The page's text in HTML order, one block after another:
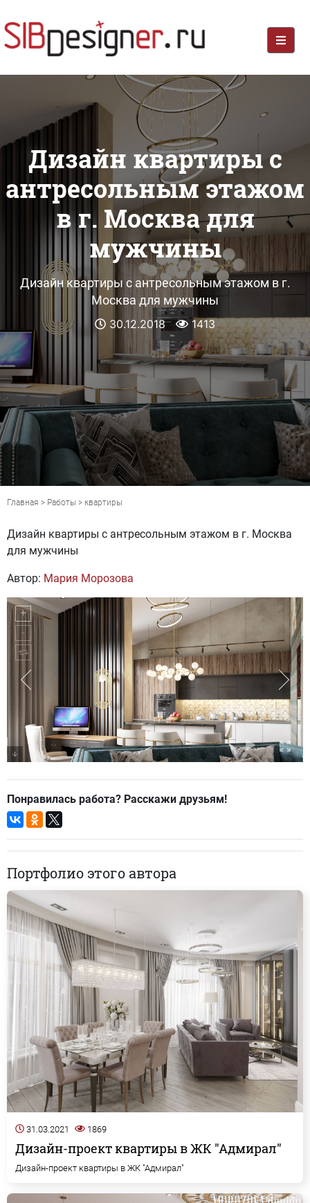
Дизайн квартиры с
антресольным этажом
в г. Москва для
мужчины
Дизайн квартиры с антресольным этажом в г.
Москва для мужчины
30.12.2018 1413
Главная > Работы > квартиры
Дизайн квартиры с антресольным этажом в г. Москва
для мужчины
Автор: Мария Морозова
Понравилась работа? Расскажи друзьям!
Портфолио этого автора
31.03.2021 1869
Дизайн-проект квартиры в ЖК "Адмирал"
Дизайн-проект квартиры в ЖК "Адмирал"